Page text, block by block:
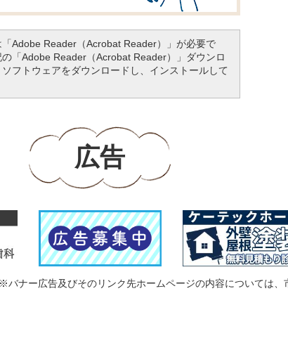
Adobe Reader（Acrobat Reader）」が必要で
「Adobe Reader（Acrobat Reader）」ダウンロ
フトウェアをダウンロードし、インストールして
広告
※バナー広告及びそのリンク先ホームページの内容については、